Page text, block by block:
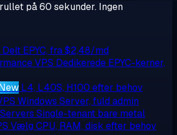
på 60 sekunder. Ingen
Delt EPYC, fra $2,48/md
VPS Dedikerede EPYC-kerner,
L4, L40S, H100 efter behov
Windows Server, fuld admin
Single-tenant bare metal
Vælg CPU, RAM, disk efter behov